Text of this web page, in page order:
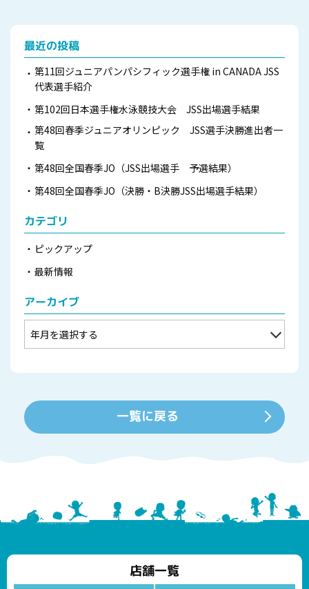
最近の投稿
第11回ジュニアパンパシフィック選手権 in CANADA JSS
代表選手紹介
第102回日本選手権水泳競技大会 JSS出場選手結果
第48回春季ジュニアオリンピック JSS選手決勝進出者一
覧
第48回全国春季JO（JSS出場選手 予選結果）
第48回全国春季JO（決勝・B決勝JSS出場選手結果）
カテゴリ
ピックアップ
最新情報
アーカイブ
一覧に戻る
店舗一覧